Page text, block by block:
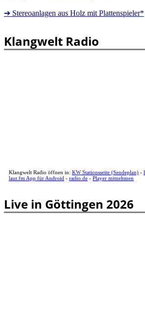
➔ Stereoanlagen aus Holz mit Plattenspieler*
Klangwelt Radio
Klangwelt Radio öffnen in: KW Stationsseite (Sendeplan) -
laut.fm App für Android - radio.de - Player mitnehmen
Live in Göttingen 2026